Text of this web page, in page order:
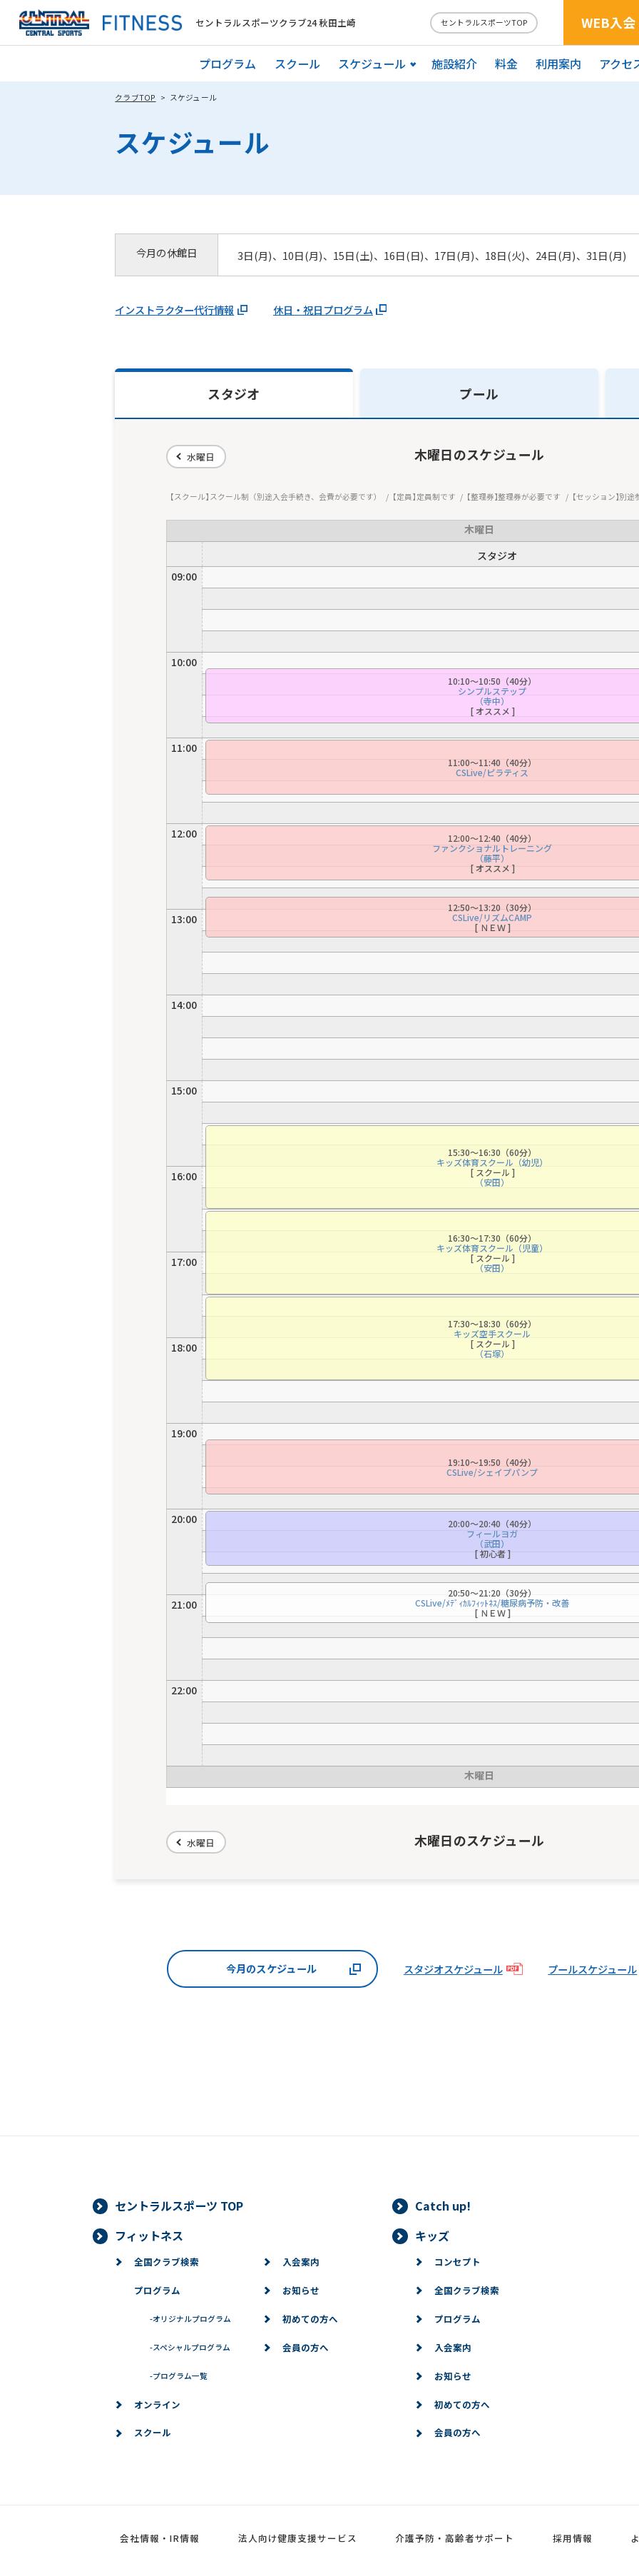
セントラルスポーツクラブ24 秋田土崎 セントラルスポーツTOP WEB入会
プログラム スクール スケジュール 施設紹介 料金 利用案内 アクセ
クラブTOP スケジュール
スケジュール
今月の休館日 3日(月)、10日(月)、15日(土)、16日(日)、17日(月)、18日(火)、24日(月)、31日(月)
インストラクター代行情報 休日・祝日プログラム
スタジオ プール
水曜日 木曜日のスケジュール
スクール スクール制（別途入会手続き、会費が必要です） 定員 定員制です 整理券 整理券が必要です セッション 別途
木曜日
スタジオ
09:00
10:00
11:00
12:00
13:00
14:00
15:00
16:00
17:00
18:00
19:00
20:00
21:00
22:00
木曜日
10:10〜10:50（40分）
シンプルステップ
（寺中）
[ オススメ ]
11:00〜11:40（40分）
CSLive/ピラティス
12:00〜12:40（40分）
ファンクショナルトレーニング
（藤平）
[ オススメ ]
12:50〜13:20（30分）
CSLive/リズムCAMP
[ ＮＥＷ ]
15:30〜16:30（60分）
キッズ体育スクール（幼児）
[ スクール ]
（安田）
16:30〜17:30（60分）
キッズ体育スクール（児童）
[ スクール ]
（安田）
17:30〜18:30（60分）
キッズ空手スクール
[ スクール ]
（石塚）
19:10〜19:50（40分）
CSLive/シェイプパンプ
20:00〜20:40（40分）
フィールヨガ
（武田）
[ 初心者 ]
20:50〜21:20（30分）
CSLive/ﾒﾃﾞｨｶﾙﾌｨｯﾄﾈｽ/糖尿病予防・改善
[ ＮＥＷ ]
水曜日 木曜日のスケジュール
今月のスケジュール スタジオスケジュール プールスケジュール
For foreigners
Central Sports official website is
automatically translated into
automatic translation) to return to
However, if you use an automatic
translation service, the Japanese
version of this website will be
not be an accurate translation.
The translation may differ from the
the service.
Automatic translation start
セントラルスポーツ TOP
Catch up!
フィットネス
全国クラブ検索
プログラム
-オリジナルプログラム
-スペシャルプログラム
-プログラム一覧
オンライン
スクール
入会案内
お知らせ
初めての方へ
会員の方へ
キッズ
コンセプト
全国クラブ検索
プログラム
入会案内
お知らせ
初めての方へ
会員の方へ
会社情報・IR情報 法人向け健康支援サービス 介護予防・高齢者サポート 採用情報